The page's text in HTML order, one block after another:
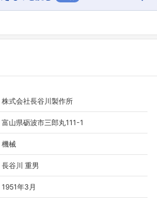
株式会社長谷川製作所
富山県砺波市三郎丸111-1
機械
長谷川 重男
1951年3月